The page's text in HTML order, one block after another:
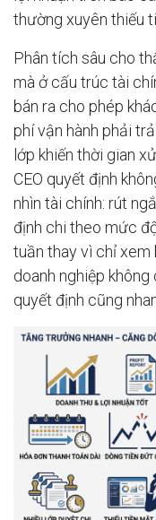
thường xuyên thiếu
Phân tích sâu cho
mà ở cấu trúc tài
bán ra cho phép
phí vận hành phải
lớp khiến thời gian
CEO quyết định
nhìn tài chính: rút
định chi theo mức
tuần thay vì chỉ xem
doanh nghiệp
quyết định cũng